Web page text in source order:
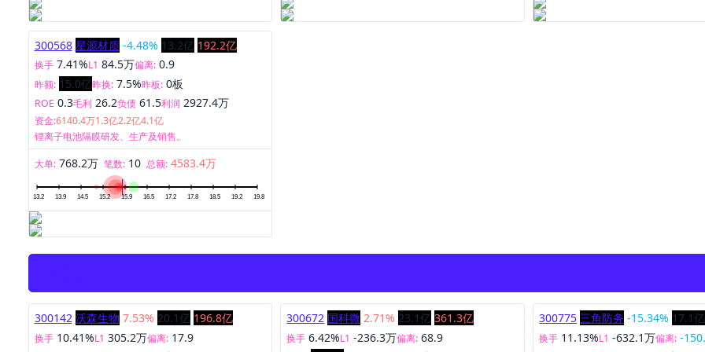
300568 星源材质 -4.48% 13.2亿 192.2亿
换手 7.41%L1 84.5万偏离: 0.9
昨额: 15.0亿昨换: 7.5%昨板: 0板
ROE 0.3毛利 26.2负债 61.5利润 2927.4万
资金:6140.4万1.3亿2.2亿4.1亿
锂离子电池隔膜研发、生产及销售。
大单: 768.2万 笔数: 10 总额: 4583.4万
300142 沃森生物 7.53% 20.1亿 196.8亿
换手 10.41%L1 305.2万偏离: 17.9
300672 国科微 2.71% 23.1亿 361.3亿
换手 6.42%L1 -236.3万偏离: 68.9
300775 三角防务 -15.34% 17.1亿
换手 11.13%L1 -632.1万偏离: -